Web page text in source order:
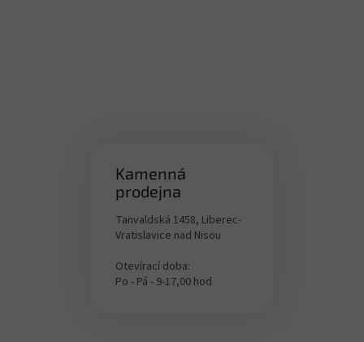
Kamenná
prodejna
Tanvaldská 1458, Liberec-
Vratislavice nad Nisou
Otevírací doba:
Po - Pá - 9-17,00 hod